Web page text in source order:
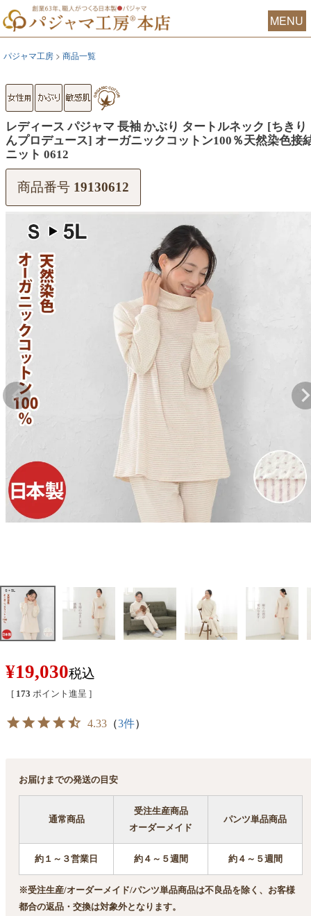
MENU
パジャマ工房 商品一覧
レディース パジャマ 長袖 かぶり タートルネック [ちきり
んプロデュース] オーガニックコットン100％天然染色接
ニット 0612
商品番号 19130612
¥19,030税込
[ 173 ポイント進呈 ]
4.33 （3件）
お届けまでの発送の目安
通常商品
受注生産商品
オーダーメイド
パンツ単品商品
約１～３営業日 約４～５週間 約４～５週間
※受注生産/オーダーメイド/パンツ単品商品は不良品を除く、お客様
都合の返品・交換は対象外となります。